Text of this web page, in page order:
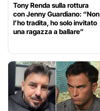
Tony Renda sulla rottura
con Jenny Guardiano: “Non
l’ho tradita, ho solo invitato
una ragazza a ballare”